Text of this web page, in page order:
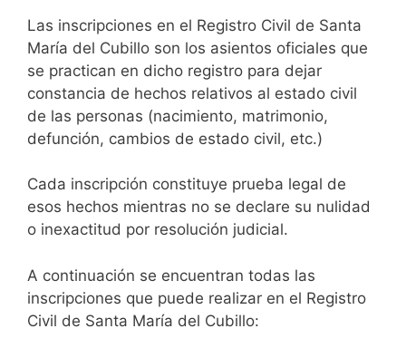
Las inscripciones en el Registro Civil de Santa
María del Cubillo son los asientos oficiales que
se practican en dicho registro para dejar
constancia de hechos relativos al estado civil
de las personas (nacimiento, matrimonio,
defunción, cambios de estado civil, etc.)
Cada inscripción constituye prueba legal de
esos hechos mientras no se declare su nulidad
o inexactitud por resolución judicial.
A continuación se encuentran todas las
inscripciones que puede realizar en el Registro
Civil de Santa María del Cubillo: